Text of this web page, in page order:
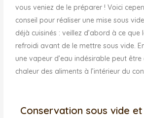
vous veniez de le préparer ! Voici
conseil pour réaliser une mise sous
déjà cuisinés : veillez d’abord à ce que
refroidi avant de le mettre sous vide.
une vapeur d’eau indésirable peut
chaleur des aliments à l’intérieur du
Conservation sous vide et